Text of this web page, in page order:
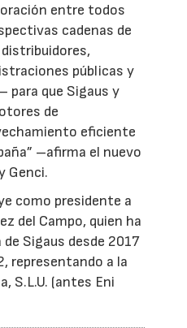
entre todos
cadenas de
públicas y
para que Sigaus y
de
eficiente
–afirma el nuevo
Genci.
como presidente a
del Campo, quien ha
Sigaus desde 2017
representando a la
S.L.U. (antes Eni